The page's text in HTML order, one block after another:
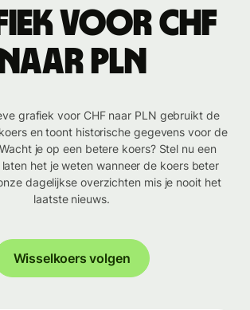
voor CHF
naar PLN
grafiek voor CHF naar PLN gebruikt de
en toont historische gegevens voor de
je op een betere koers? Stel nu een
laten het je weten wanneer de koers beter
dagelijkse overzichten mis je nooit het
laatste nieuws.
Wisselkoers volgen